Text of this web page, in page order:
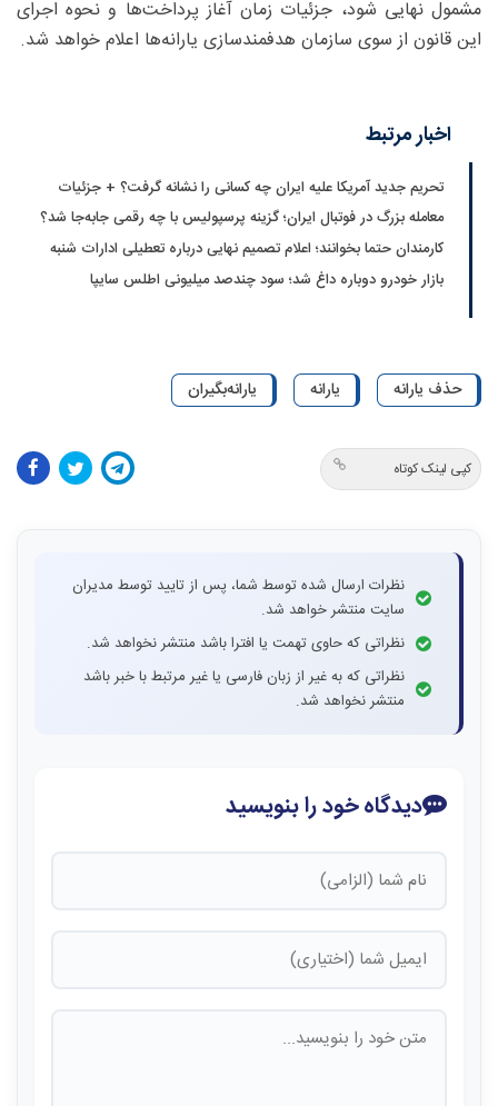
مشمول نهایی شود، جزئیات زمان آغاز پرداخت‌ها و نحوه اجرای
این قانون از سوی سازمان هدفمندسازی یارانه‌ها اعلام خواهد شد.
اخبار مرتبط
تحریم جدید آمریکا علیه ایران چه کسانی را نشانه گرفت؟ + جزئیات
معامله بزرگ در فوتبال ایران؛ گزینه پرسپولیس با چه رقمی جابه‌جا شد؟
کارمندان حتما بخوانند؛ اعلام تصمیم نهایی درباره تعطیلی ادارات شنبه
بازار خودرو دوباره داغ شد؛ سود چندصد میلیونی اطلس سایپا
حذف یارانه یارانه یارانه‌بگیران
کپی لینک کوتاه
نظرات ارسال شده توسط شما، پس از تایید توسط مدیران
سایت منتشر خواهد شد.
نظراتی که حاوی تهمت یا افترا باشد منتشر نخواهد شد.
نظراتی که به غیر از زبان فارسی یا غیر مرتبط با خبر باشد
منتشر نخواهد شد.
دیدگاه خود را بنویسید